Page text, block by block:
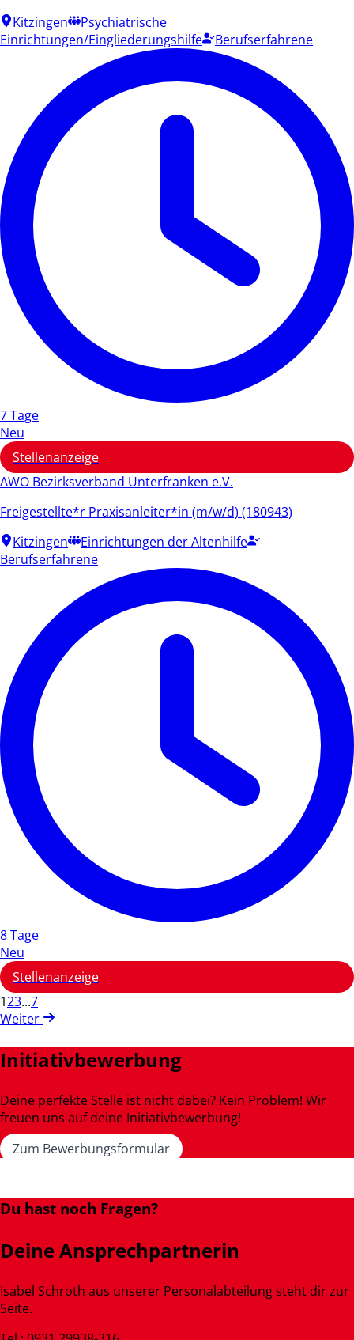
Kitzingen
Psychiatrische
Einrichtungen/Eingliederungshilfe
Berufserfahrene
7 Tage
Neu
Stellenanzeige
AWO Bezirksverband Unterfranken e.V.
Freigestellte*r Praxisanleiter*in (m/w/d) (180943)
Kitzingen
Einrichtungen der Altenhilfe
Berufserfahrene
8 Tage
Neu
Stellenanzeige
123...7
Weiter
Initiativbewerbung
Deine perfekte Stelle ist nicht dabei? Kein Problem! Wir
freuen uns auf deine Initiativbewerbung!
Zum Bewerbungsformular
Du hast noch Fragen?
Deine Ansprechpartnerin
Isabel Schroth aus unserer Personalabteilung steht dir zur
Seite.